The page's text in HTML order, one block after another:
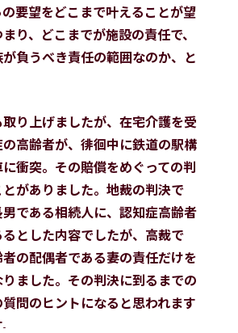
要望をどこまで叶えることが望
り、どこまでが施設の責任で、
負うべき責任の範囲なのか、と
り上げましたが、在宅介護を受
高齢者が、徘徊中に鉄道の駅構
衝突。その賠償をめぐっての判
がありました。地裁の判決で
である相続人に、認知症高齢者
とした内容でしたが、高裁で
の配偶者である妻の責任だけを
ました。その判決に到るまでの
問のヒントになると思われます